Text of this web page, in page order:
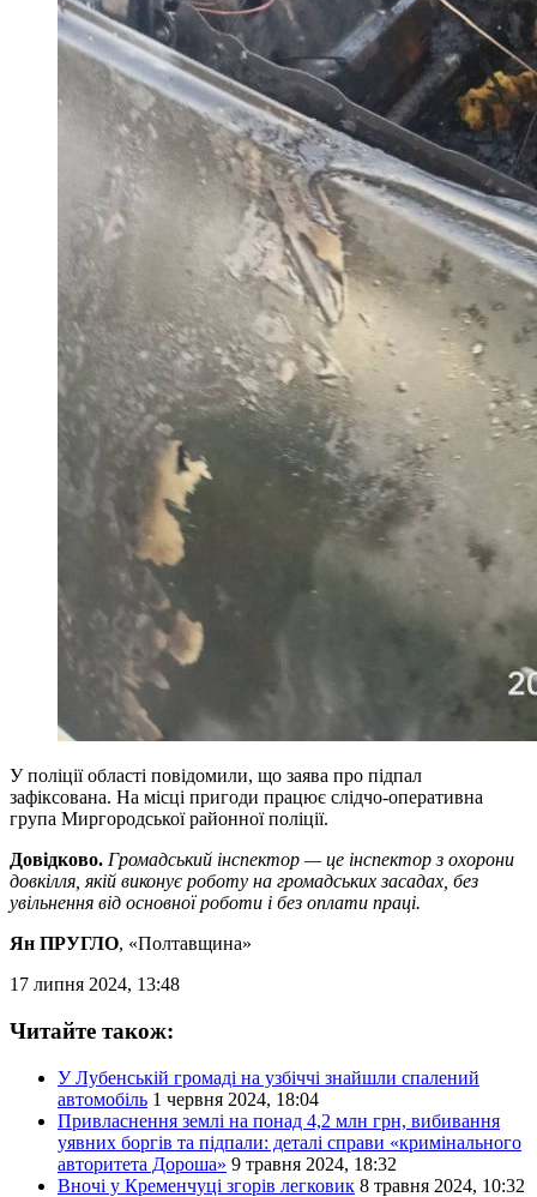
У поліції області повідомили, що заява про підпал
зафіксована. На місці пригоди працює слідчо-оперативна
група Миргородської районної поліції.
Довідково. Громадський інспектор — це інспектор з охорони
довкілля, якій виконує роботу на громадських засадах, без
увільнення від основної роботи і без оплати праці.
Ян ПРУГЛО, «Полтавщина»
17 липня 2024, 13:48
Читайте також:
У Лубенській громаді на узбіччі знайшли спалений
автомобіль 1 червня 2024, 18:04
Привласнення землі на понад 4,2 млн грн, вибивання
уявних боргів та підпали: деталі справи «кримінального
авторитета Дороша» 9 травня 2024, 18:32
Вночі у Кременчуці згорів легковик 8 травня 2024, 10:32